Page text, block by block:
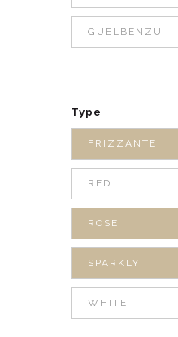
GUELBENZU
Type
FRIZZANTE
RED
ROSE
SPARKLY
WHITE